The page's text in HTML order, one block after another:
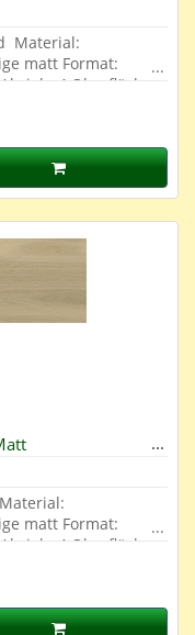
Material:
matt Format:
4 Oberfläche:
matt Format:
4 Oberfläche: